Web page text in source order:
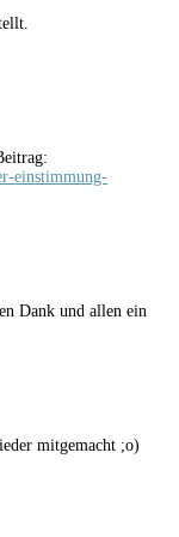
einstimmung-
Dank und allen ein
mitgemacht ;o)